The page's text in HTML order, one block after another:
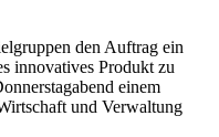
den Auftrag ein
innovatives Produkt zu
einem
und Verwaltung